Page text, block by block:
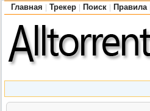
Главная Трекер Поиск Правила